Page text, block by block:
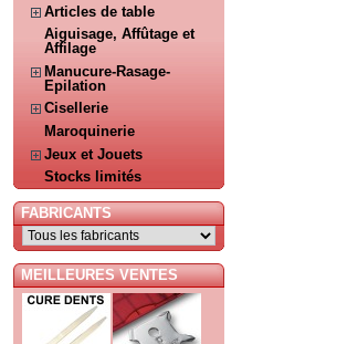
Articles de table
Aiguisage, Affûtage et
Affilage
Manucure-Rasage-
Epilation
Cisellerie
Maroquinerie
Jeux et Jouets
Stocks limités
FABRICANTS
MEILLEURES VENTES